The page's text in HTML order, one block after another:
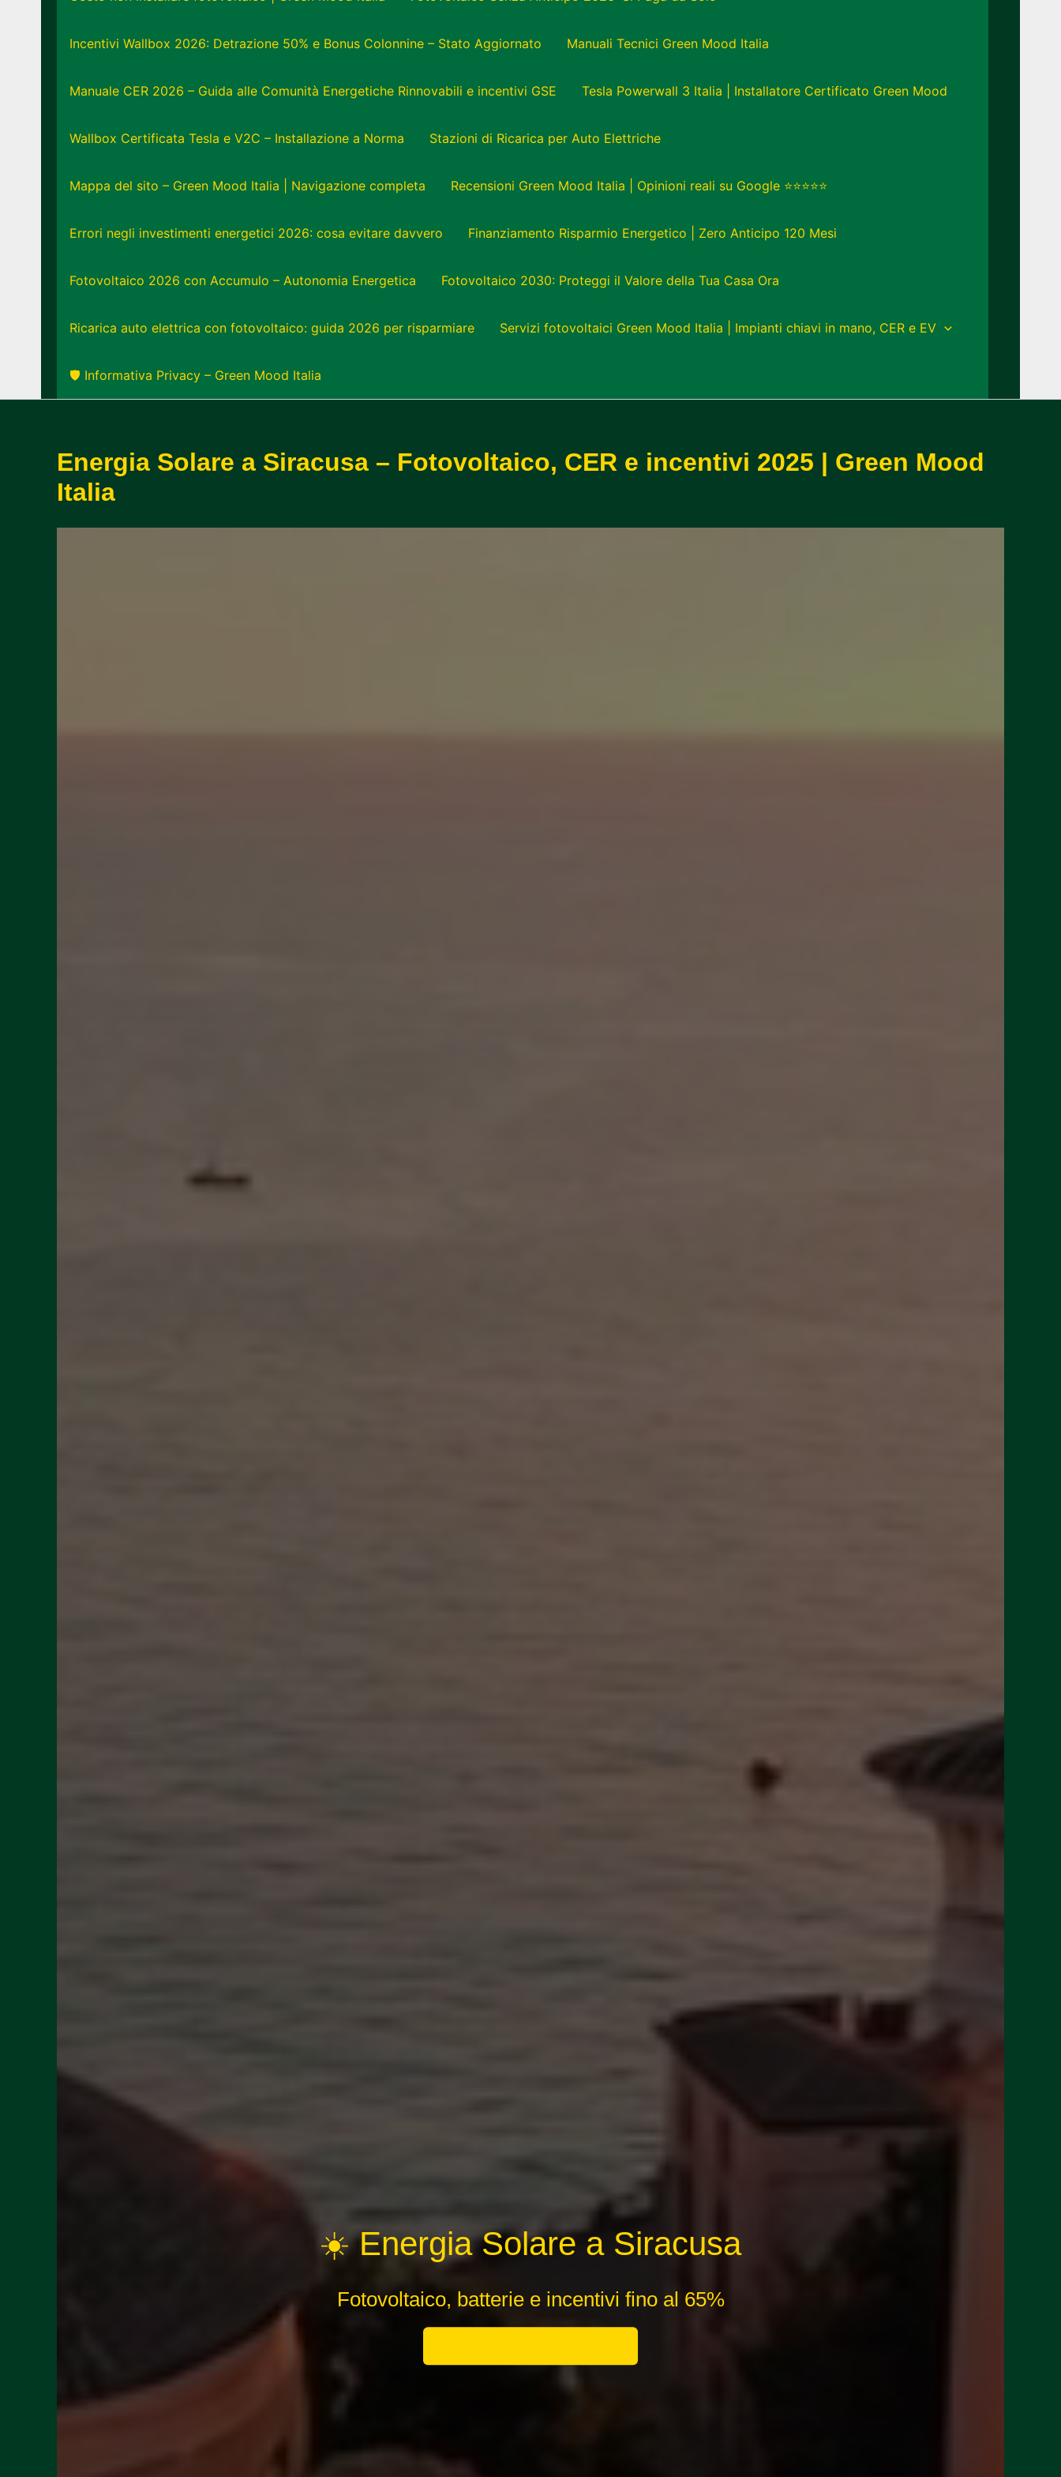
Incentivi Wallbox 2026: Detrazione 50% e Bonus Colonnine – Stato Aggiornato Manuali Tecnici Green Mood Italia
Manuale CER 2026 – Guida alle Comunità Energetiche Rinnovabili e incentivi GSE Tesla Powerwall 3 Italia | Installatore Certificato Green Mood
Wallbox Certificata Tesla e V2C – Installazione a Norma Stazioni di Ricarica per Auto Elettriche
Mappa del sito – Green Mood Italia | Navigazione completa Recensioni Green Mood Italia | Opinioni reali su Google ⭐⭐⭐⭐⭐
Errori negli investimenti energetici 2026: cosa evitare davvero Finanziamento Risparmio Energetico | Zero Anticipo 120 Mesi
Fotovoltaico 2026 con Accumulo – Autonomia Energetica Fotovoltaico 2030: Proteggi il Valore della Tua Casa Ora
Ricarica auto elettrica con fotovoltaico: guida 2026 per risparmiare Servizi fotovoltaici Green Mood Italia | Impianti chiavi in mano, CER e EV
🛡️ Informativa Privacy – Green Mood Italia
Energia Solare a Siracusa – Fotovoltaico, CER e incentivi 2025 | Green Mood
Italia
☀️ Energia Solare a Siracusa
Fotovoltaico, batterie e incentivi fino al 65%